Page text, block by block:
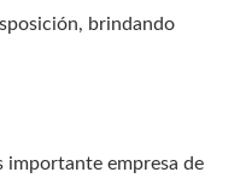
brindando
importante empresa de